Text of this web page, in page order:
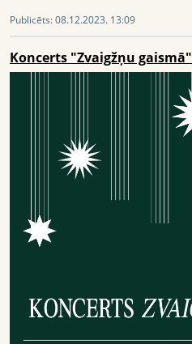
Publicēts:08.12.2023. 13:09
Koncerts "Zvaigžņu gaismā"